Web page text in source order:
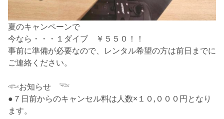
夏のキャンペーンで
今なら・・・１ダイブ ￥５５０！！
事前に準備が必要なので、レンタル希望の方は前日までに
ご連絡ください。
𓆟お知らせ 𓆝
●７日前からのキャンセル料は人数×１０,０００円となり
ます。